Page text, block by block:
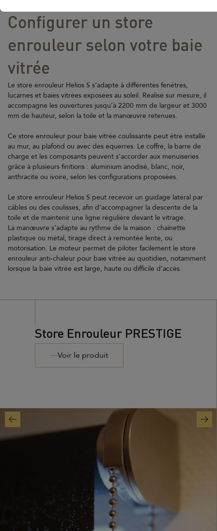
Configurer un store
enrouleur selon votre baie
vitrée
Le store enrouleur Helios S s’adapte à différentes fenêtres,
lucarnes et baies vitrées exposées au soleil. Réalisé sur mesure, il
accompagne les ouvertures jusqu’à 2200 mm de largeur et 3000
mm de hauteur, selon la toile et la manœuvre retenues.
Ce store enrouleur pour baie vitrée coulissante peut être installé
au mur, au plafond ou avec des équerres. Le coffre, la barre de
charge et les composants peuvent s’accorder aux menuiseries
grâce à plusieurs finitions : aluminium anodisé, blanc, noir,
anthracite ou ivoire, selon les configurations proposées.
Le store enrouleur Helios S peut recevoir un guidage latéral par
câbles ou des coulisses, afin d’accompagner la descente de la
toile et de maintenir une ligne régulière devant le vitrage.
La manœuvre s’adapte au rythme de la maison : chaînette
plastique ou métal, tirage direct à remontée lente, ou
motorisation. Le moteur permet de piloter facilement le store
enrouleur anti-chaleur pour baie vitrée au quotidien, notamment
lorsque la baie vitrée est large, haute ou difficile d’accès.
Store Enrouleur PRESTIGE
Voir le produit